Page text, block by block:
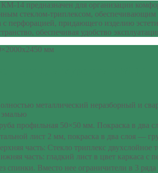
14 предназначен для организации
стеклом-триплексом,
с перфорацией, придающего изделию
обеспечивая удобство
мм
металлический неразборный и
профильная 50×50 мм. Покраска в два
лист 2 мм, покраска в два слоя —
часть: Стекло триплекс
часть: гладкий лист в цвет каркаса с
спинки. Вместо нее ограничители в 3